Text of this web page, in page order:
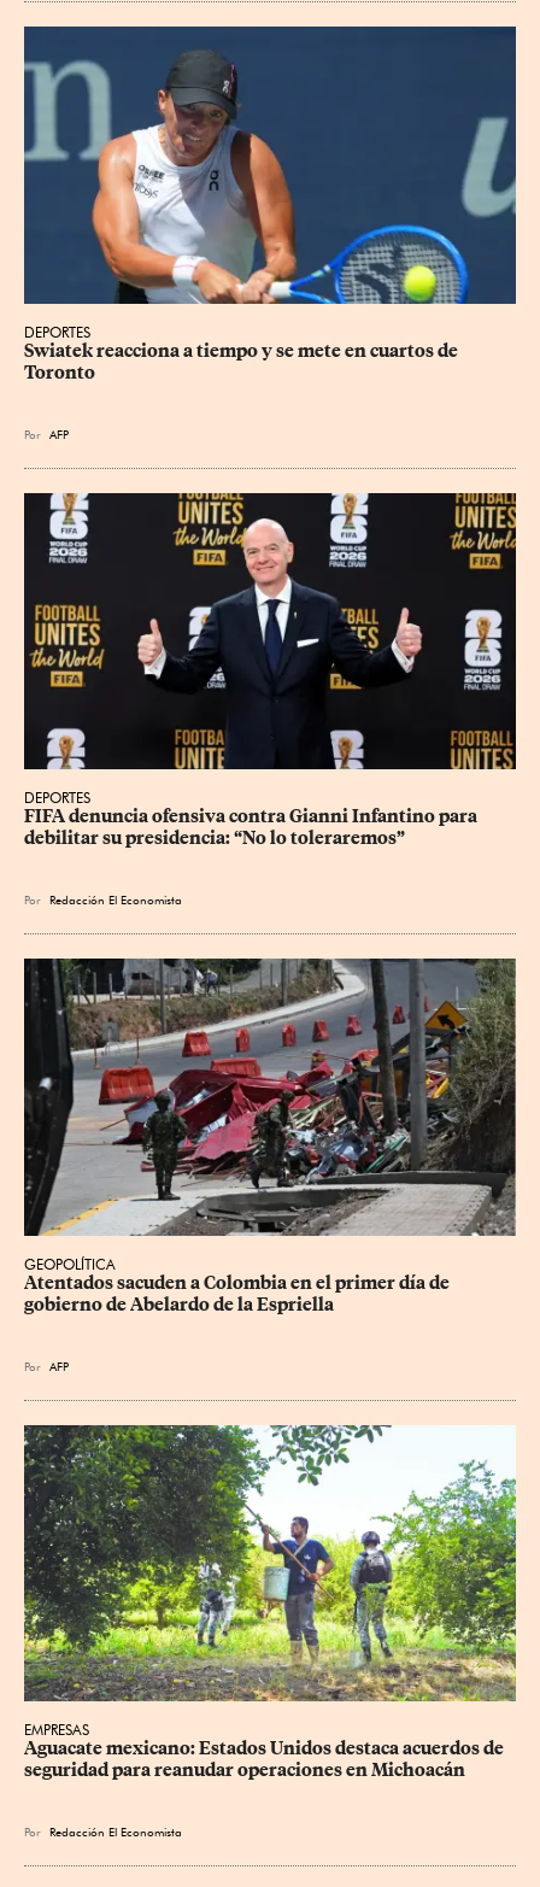
DEPORTES
Swiatek reacciona a tiempo y se mete en cuartos de
Toronto
Por AFP
DEPORTES
FIFA denuncia ofensiva contra Gianni Infantino para
debilitar su presidencia: “No lo toleraremos”
Por Redacción El Economista
GEOPOLÍTICA
Atentados sacuden a Colombia en el primer día de
gobierno de Abelardo de la Espriella
Por AFP
EMPRESAS
Aguacate mexicano: Estados Unidos destaca acuerdos de
seguridad para reanudar operaciones en Michoacán
Por Redacción El Economista